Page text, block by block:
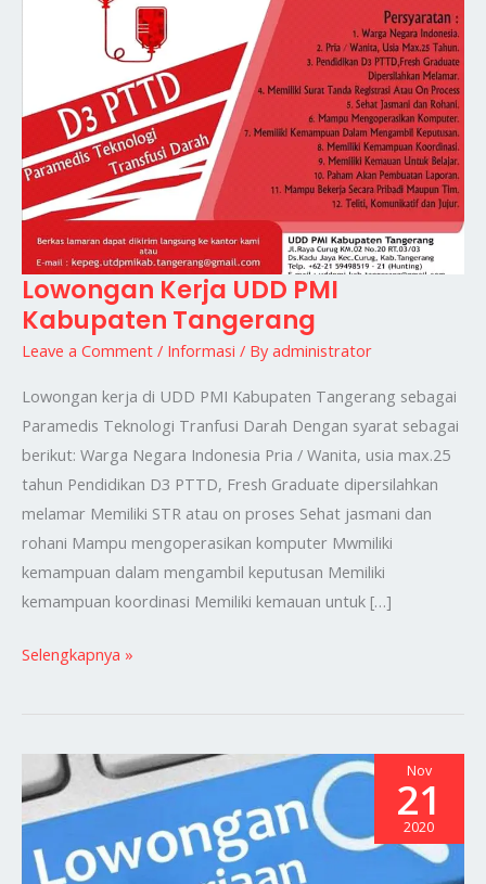
Lowongan Kerja UDD PMI
Kabupaten Tangerang
Leave a Comment / Informasi / Byadministrator
Lowongan kerja di UDD PMI Kabupaten Tangerang sebagai
Paramedis Teknologi Tranfusi Darah Dengan syarat sebagai
berikut: Warga Negara Indonesia Pria / Wanita, usia max.25
tahun Pendidikan D3 PTTD, Fresh Graduate dipersilahkan
melamar Memiliki STR atau on proses Sehat jasmani dan
rohani Mampu mengoperasikan komputer Mwmiliki
kemampuan dalam mengambil keputusan Memiliki
kemampuan koordinasi Memiliki kemauan untuk […]
Lowongan
Kerja
UDD
Kabupaten
Tangerang
Selengkapnya »
Nov
21
2020